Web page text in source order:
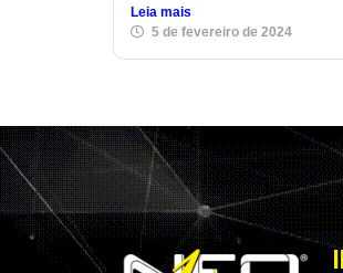
Leia mais
5 de fevereiro de 2024